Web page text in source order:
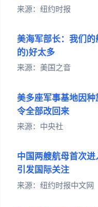
来源：纽约时报
美海军部长：我们
的)好太多
来源：美国之音
美多座军事基地因
令全部改回来
来源：中央社
中国两艘航母首次
引发国际关注
来源：纽约时报中文网